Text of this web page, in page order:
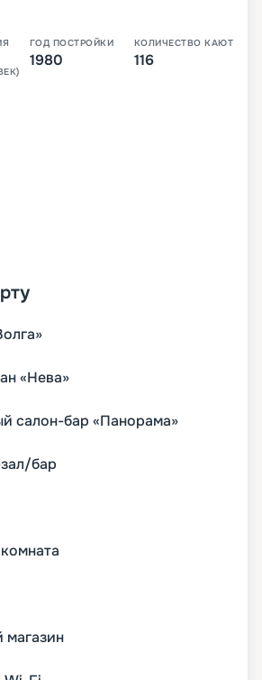
ГОД ПОСТРОЙКИ
1980
КОЛИЧЕСТВО КАЮТ
116
«Нева»
салон-бар «Панорама»
бар
магазин